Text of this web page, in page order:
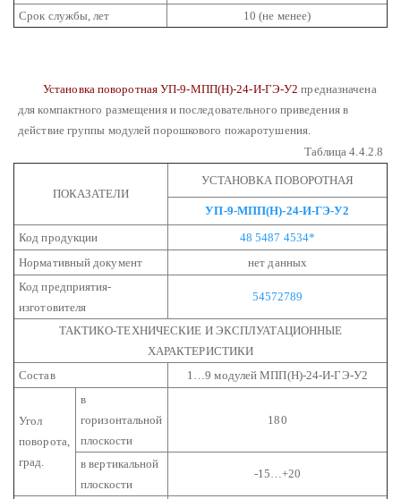
Срок службы, лет 10 (не менее)
Установка поворотная УП-9-МПП(Н)-24-И-ГЭ-У2 предназначена
для компактного размещения и последовательного приведения в
действие группы модулей порошкового пожаротушения.
Таблица 4.4.2.8
ПОКАЗАТЕЛИ
УСТАНОВКА ПОВОРОТНАЯ
УП-9-МПП(Н)-24-И-ГЭ-У2
Код продукции
48 5487 4534*
Нормативный документ
нет данных
Код предприятия-
изготовителя
54572789
ТАКТИКО-ТЕХНИЧЕСКИЕ И ЭКСПЛУАТАЦИОННЫЕ
ХАРАКТЕРИСТИКИ
Состав
1…9 модулей МПП(Н)-24-И-ГЭ-У2
Угол
поворота,
град.
в
горизонтальной
плоскости
180
в вертикальной
плоскости
-15…+20